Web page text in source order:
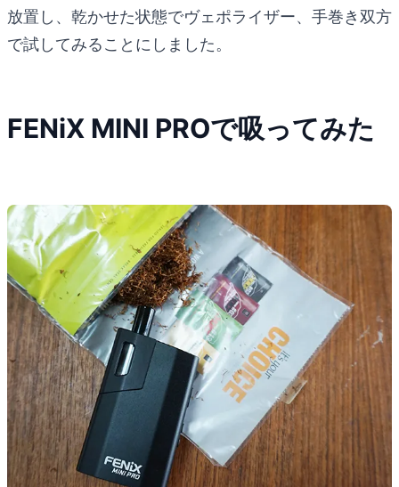
放置し、乾かせた状態でヴェポライザー、手巻き双方
で試してみることにしました。
FENiX MINI PROで吸ってみた